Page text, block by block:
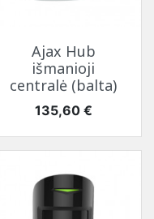
Ajax Hub
išmanioji
centralė (balta)
Kaina
135,60 €